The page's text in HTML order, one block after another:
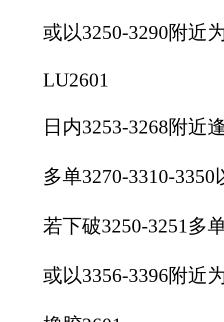
或以3250-3290附近
LU2601
日内3253-3268附近
多单3270-3310-3350
若下破3250-3251多
或以3356-3396附近